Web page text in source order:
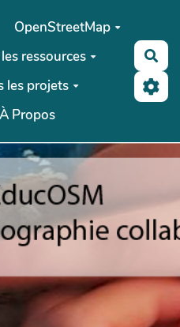
OpenStreetMap
ressources
les projets
À Propos